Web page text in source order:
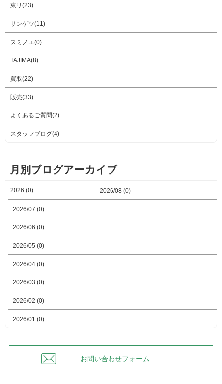
東リ(23)
サンゲツ(11)
スミノエ(0)
TAJIMA(8)
買取(22)
販売(33)
よくあるご質問(2)
スタッフブログ(4)
月別ブログアーカイブ
2026 (0) 2026/08 (0)
2026/07 (0)
2026/06 (0)
2026/05 (0)
2026/04 (0)
2026/03 (0)
2026/02 (0)
2026/01 (0)
お問い合わせフォーム